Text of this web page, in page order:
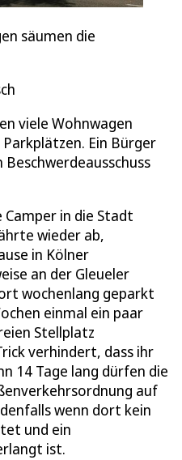
säumen die
viele Wohnwagen
Ein Bürger
Camper in die Stadt
wieder ab,
in Kölner
an der Gleueler
wochenlang geparkt
einmal ein paar
Stellplatz
verhindert, dass ihr
14 Tage lang dürfen die
auf
wenn dort kein
und ein
ist.